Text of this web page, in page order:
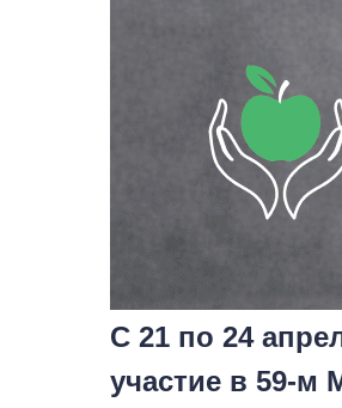
С 21 по 24
участие в 59-м